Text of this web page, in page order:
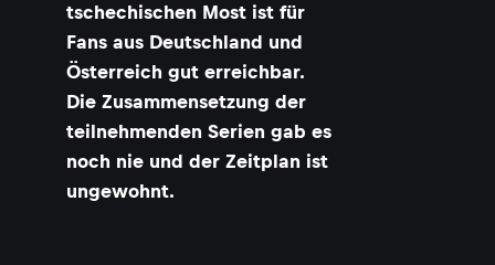
tschechischen Most ist für
Fans aus Deutschland und
Österreich gut erreichbar.
Die Zusammensetzung der
teilnehmenden Serien gab es
noch nie und der Zeitplan ist
ungewohnt.